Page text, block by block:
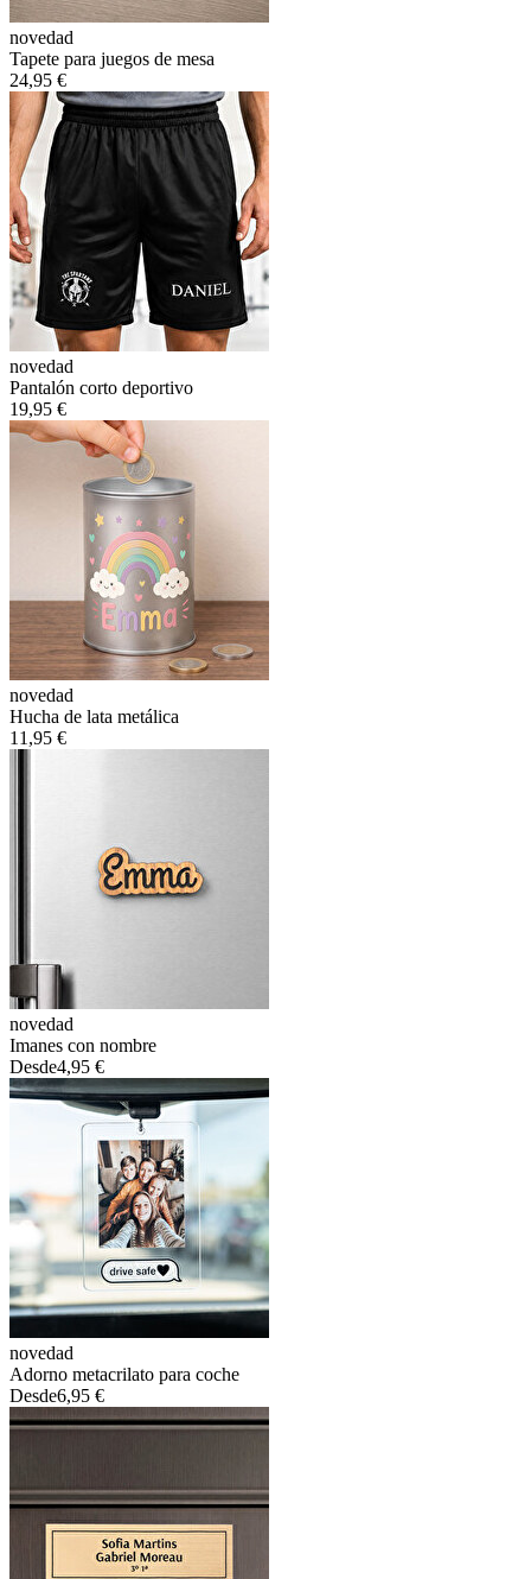
novedad
Tapete para juegos de mesa
24,95 €
novedad
Pantalón corto deportivo
19,95 €
novedad
Hucha de lata metálica
11,95 €
novedad
Imanes con nombre
Desde4,95 €
novedad
Adorno metacrilato para coche
Desde6,95 €